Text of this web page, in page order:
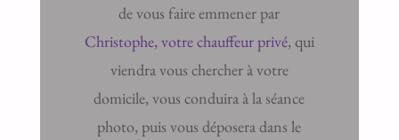
de vous faire emmener par
Christophe, votre chauffeur privé, qui
viendra vous chercher à votre
domicile, vous conduira à la séance
photo, puis vous déposera dans le